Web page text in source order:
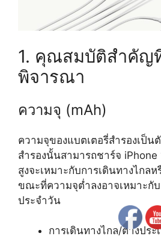
1. คุณสมบัติสำคัญ
พิจารณา
ความจุ (mAh)
ความจุของแบตเตอรี่สำรองเป็น
สำรองนั้นสามารถชาร์จ
สูงจะเหมาะกับการเดินทางไกล
ขณะที่ความจุต่ำลงอาจเหมาะกั
ประจำวัน
การเดินทางไกล/ต่างประ